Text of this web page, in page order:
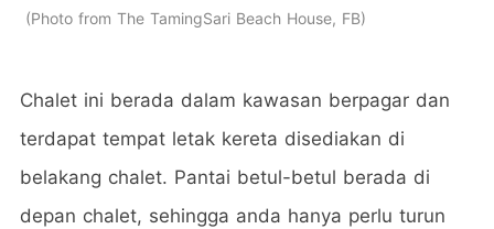
Photo from The TamingSari Beach House, FB
Chalet ini berada dalam kawasan berpagar dan
terdapat tempat letak kereta disediakan di
belakang chalet. Pantai betul-betul berada di
depan chalet, sehingga anda hanya perlu turun